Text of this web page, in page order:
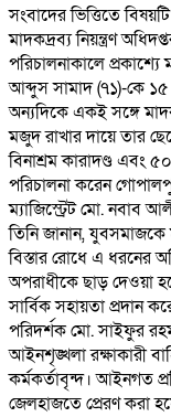
সংবাদের ভিত্তিতে
মাদকদ্রব্য নিয়ন্ত্রণ
পরিচালনাকালে
আব্দুস সামাদ (৭১)-কে ১৫
অন্যদিকে একই সঙ্গে
মজুদ রাখার দায়ে তার
বিনাশ্রম কারাদণ্ড এবং
পরিচালনা করেন
ম্যাজিস্ট্রেট মো. নবাব
তিনি জানান,
বিস্তার রোধে এ ধরনের
অপরাধীকে ছাড় দেওয়া
সার্বিক সহায়তা প্রদান
পরিদর্শক মো. সাইফুর
আইনশৃঙ্খলা রক্ষাকারী
কর্মকর্তাবৃন্দ। আইনগত
জেলহাজতে প্রেরণ করা